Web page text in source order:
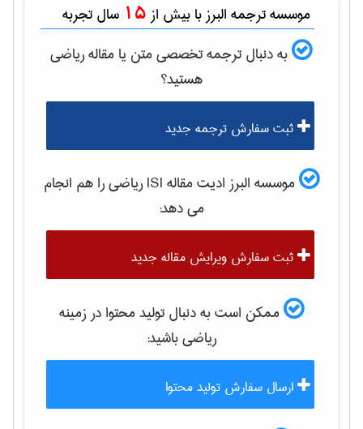
موسسه ترجمه البرز با بیش از 15 سال تجربه
به دنبال ترجمه تخصصی متن یا مقالهرياضی
هستید؟
ثبت سفارش ترجمه جدید
موسسه البرز ادیت مقاله ISI رياضیرا هم انجام
می دهد:
ثبت سفارش ویرایش مقاله جدید
ممکن است به دنبال تولید محتوا در زمینه
رياضیباشید:
ارسال سفارش تولید محتوا